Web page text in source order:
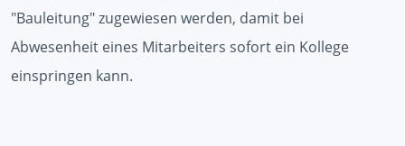
"Bauleitung" zugewiesen werden, damit bei
Abwesenheit eines Mitarbeiters sofort ein Kollege
einspringen kann.